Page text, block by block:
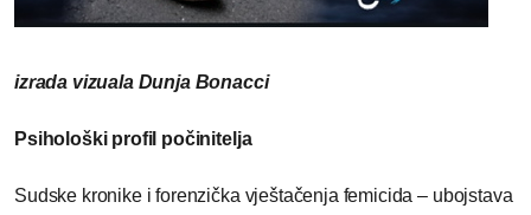
izrada vizuala Dunja Bonacci
Psihološki profil počinitelja
Sudske kronike i forenzička vještačenja femicida – ubojstava